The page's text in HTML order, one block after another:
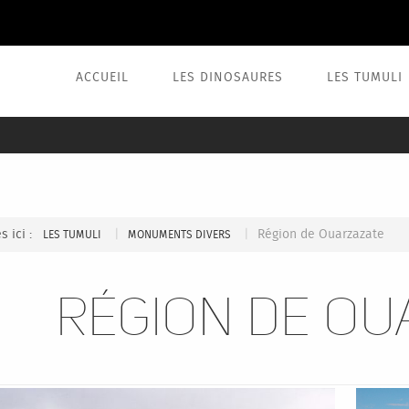
ACCUEIL LES DINOSAURES LES TUMULI
ici : LES TUMULI MONUMENTS DIVERS Région de Ouarzazate
Région de